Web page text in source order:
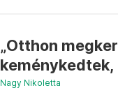
„Otthon
Nagy Nikoletta